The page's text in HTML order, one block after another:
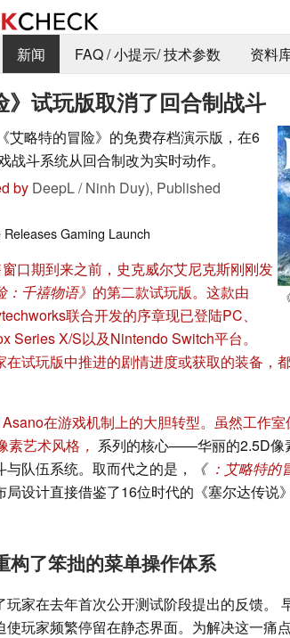
新闻 FAQ / 小提示/ 技术参数 资料
》试玩版取消了回合制战斗
艾略特的冒险》的免费存档演示版，在6
战斗系统从回合制改为实时动作。
by DeepL / Ninh Duy), Published
ReleasesGaming Launch
口期到来之前，史克威尔艾尼克斯刚刚发
：千禧物语》 的第二款试玩版。这款由
联合开发的序章现已登陆PC、
Series X/S以及Nintendo Switch平台。
在试玩版中推进的剧情进度或获取的装备，
在游戏机制上的大胆转型。虽然工作室
素艺术风格 ， 系列的核心——华丽的2.5D像
队伍系统。取而代之的是，
《 ：艾略特的
局设计直接借鉴了16位时代的《塞尔达传说
构了笨拙的菜单操作体系
玩家在去年首次公开测试阶段提出的反馈。
玩家频繁停留在静态界面。为解决这一痛